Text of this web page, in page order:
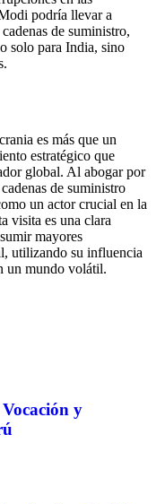
podría llevar a
de suministro,
solo para India, sino
es más que un
estratégico que
global. Al abogar por
de suministro
un actor crucial en la
visita es una clara
mayores
utilizando su influencia
un mundo volátil.
y